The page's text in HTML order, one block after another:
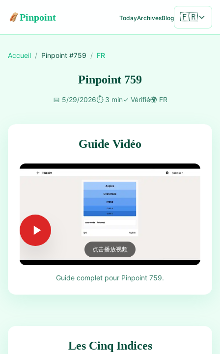
Pinpoint TodayArchivesBlog 🇫🇷
Accueil / Pinpoint #759 / FR
Pinpoint 759
📅 5/29/2026⏱️ 3 min✓ Vérifié🌍 FR
Guide Vidéo
点击播放视频
Guide complet pour Pinpoint 759.
Les Cinq Indices